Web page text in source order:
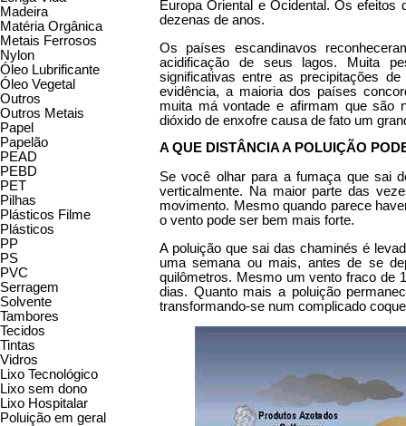
Madeira
Matéria Orgânica
Metais Ferrosos
Nylon
Óleo Lubrificante
Óleo Vegetal
Outros
Outros Metais
Papel
Papelão
PEAD
PEBD
PET
Pilhas
Plásticos Filme
Plásticos
PP
PS
PVC
Serragem
Solvente
Tambores
Tecidos
Tintas
Vidros
Lixo Tecnológico
Lixo sem dono
Lixo Hospitalar
Poluição em geral
Europa Oriental e Ocidental. Os efeitos
dezenas de anos.
Os países escandinavos
acidificação de seus lagos. Muita
significativas entre as precipitações
evidência, a maioria dos países
muita má vontade e afirmam que são
dióxido de enxofre causa de fato um
A QUE DISTÂNCIA A POLUIÇÃO
Se você olhar para a fumaça que sai
verticalmente. Na maior parte das
movimento. Mesmo quando parece
o vento pode ser bem mais forte.
A poluição que sai das chaminés é
uma semana ou mais, antes de se
quilômetros. Mesmo um vento fraco de
dias. Quanto mais a poluição
transformando-se num complicado